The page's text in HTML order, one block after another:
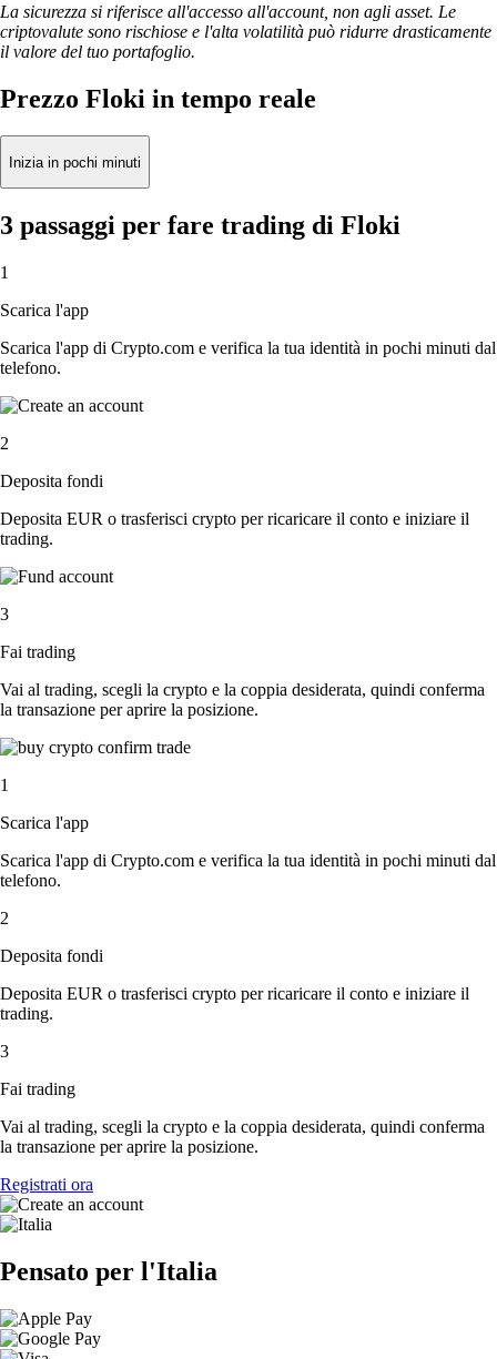
La sicurezza si riferisce all'accesso all'account, non agli asset. Le
criptovalute sono rischiose e l'alta volatilità può ridurre drasticamente
il valore del tuo portafoglio.
Prezzo Floki in tempo reale
Inizia in pochi minuti
3 passaggi per fare trading di Floki
1
Scarica l'app
Scarica l'app di Crypto.com e verifica la tua identità in pochi minuti dal
telefono.
2
Deposita fondi
Deposita EUR o trasferisci crypto per ricaricare il conto e iniziare il
trading.
3
Fai trading
Vai al trading, scegli la crypto e la coppia desiderata, quindi conferma
la transazione per aprire la posizione.
1
Scarica l'app
Scarica l'app di Crypto.com e verifica la tua identità in pochi minuti dal
telefono.
2
Deposita fondi
Deposita EUR o trasferisci crypto per ricaricare il conto e iniziare il
trading.
3
Fai trading
Vai al trading, scegli la crypto e la coppia desiderata, quindi conferma
la transazione per aprire la posizione.
Registrati ora
Pensato per l'Italia